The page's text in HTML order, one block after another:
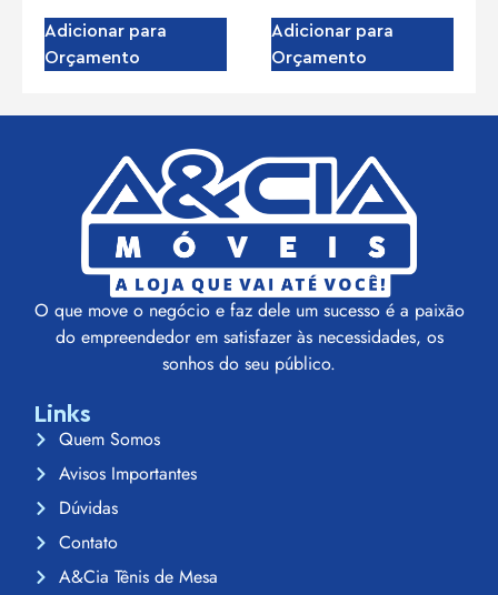
Adicionar para
Orçamento
Adicionar para
Orçamento
O que move o negócio e faz dele um sucesso é a paixão
do empreendedor em satisfazer às necessidades, os
sonhos do seu público.
Links
Quem Somos
Avisos Importantes
Dúvidas
Contato
A&Cia Tênis de Mesa